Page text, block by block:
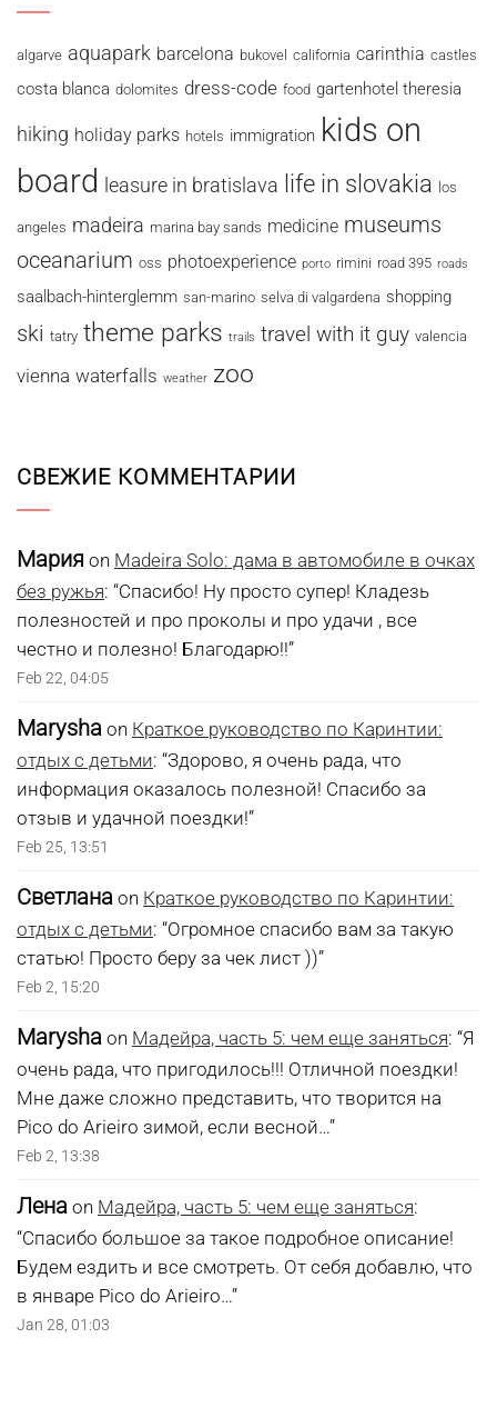
algarve aquapark barcelona bukovel california carinthia castles
costa blanca dolomites dress-code food gartenhotel theresia
hiking holiday parks hotels immigration kids on
board leasure in bratislava life in slovakia los
angeles madeira marina bay sands medicine museums
oceanarium oss photoexperience porto rimini road 395 roads
saalbach-hinterglemm san-marino selva di valgardena shopping
ski tatry theme parks trails travel with it guy valencia
vienna waterfalls weather zoo
СВЕЖИЕ КОММЕНТАРИИ
Мария on Madeira Solo: дама в автомобиле в очках
без ружья: “Спасибо! Ну просто супер! Кладезь
полезностей и про проколы и про удачи , все
честно и полезно! Благодарю!!”
Feb 22, 04:05
Marysha on Краткое руководство по Каринтии:
отдых с детьми: “Здорово, я очень рада, что
информация оказалось полезной! Спасибо за
отзыв и удачной поездки!”
Feb 25, 13:51
Светлана on Краткое руководство по Каринтии:
отдых с детьми: “Огромное спасибо вам за такую
статью! Просто беру за чек лист ))”
Feb 2, 15:20
Marysha on Мадейра, часть 5: чем еще заняться: “Я
очень рада, что пригодилось!!! Отличной поездки!
Мне даже сложно представить, что творится на
Pico do Arieiro зимой, если весной…”
Feb 2, 13:38
Лена on Мадейра, часть 5: чем еще заняться:
“Спасибо большое за такое подробное описание!
Будем ездить и все смотреть. От себя добавлю, что
в январе Pico do Arieiro…”
Jan 28, 01:03